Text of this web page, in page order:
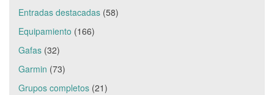
Entradas destacadas (58)
Equipamiento (166)
Gafas (32)
Garmin (73)
Grupos completos (21)